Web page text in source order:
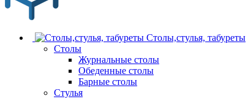
Столы,стулья, табуреты
Столы
Журнальные столы
Обеденные столы
Барные столы
Стулья